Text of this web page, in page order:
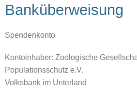
Banküberweisung
Spendenkonto
Kontoinhaber: Zoologische
Populationsschutz e.V.
Volksbank im Unterland